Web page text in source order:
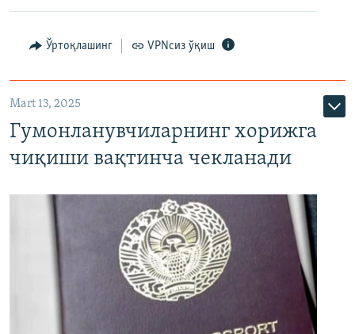
Ўртоқлашинг VPNсиз ўқиш
Mart 13, 2025
Гумонланувчиларнинг хорижга
чиқиши вақтинча чекланади